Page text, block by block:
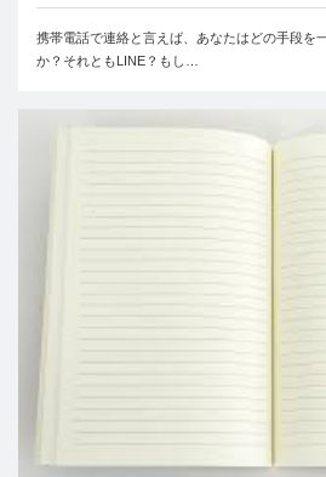
携帯電話で連絡と言えば、あなたはどの手段を
か？それともLINE？もし…